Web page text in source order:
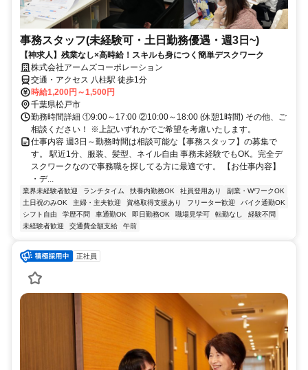
事務スタッフ(未経験可・土日勤務優遇・週3日~)
【神求人】残業なし×高時給！スキルも身につく簡単デスクワーク
株式会社アームズコーポレーション
交通・アクセス 八柱駅 徒歩1分
時給1,200円～1,500円
千葉県松戸市
勤務時間詳細 ①9:00～17:00 ②10:00～18:00 (休憩1時間) その他、ご
相談ください！ ※上記いずれかでご希望を考慮いたします。
仕事内容 週3日～勤務時間は相談可能な【事務スタッフ】の募集で
す。 駅近1分、服装、髪型、ネイル自由 事務未経験でもOK。完全デ
スクワークなので事務職を探してる方に最適です。 【お仕事内容】
・デ...
業界未経験者歓迎 ランチタイム 扶養内勤務OK 社員登用あり
副業・WワークOK
土日祝のみOK
主婦・主夫歓迎 資格取得支援あり フリーター歓迎
バイク通勤OK
シフト自由
学歴不問 車通勤OK 即日勤務OK 職場見学可 転勤なし
経験不問
未経験者歓迎
交通費全額支給 午前
正社員